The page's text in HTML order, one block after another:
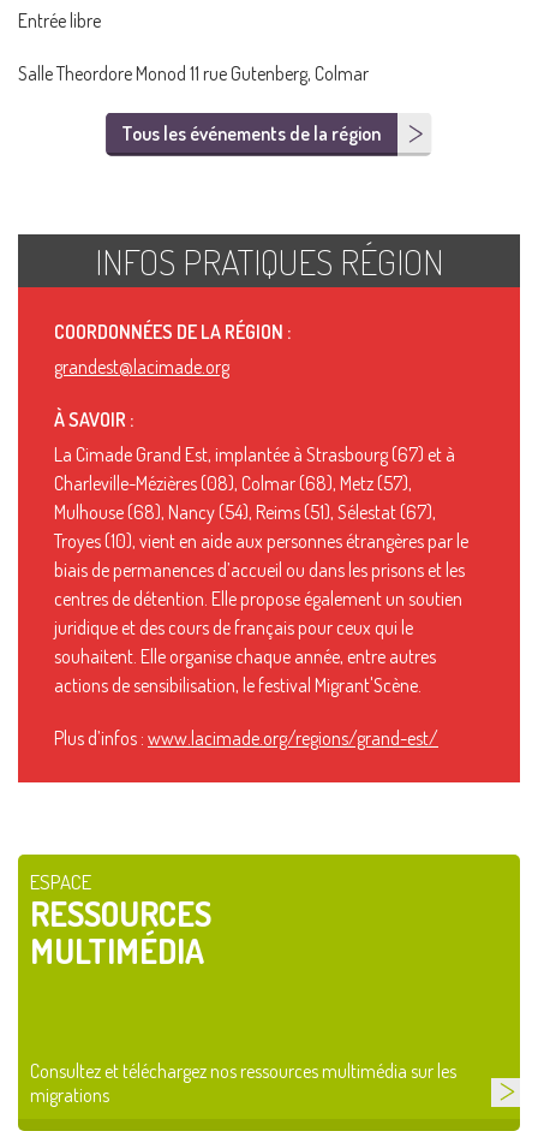
Entrée libre
Salle Theordore Monod 11 rue Gutenberg, Colmar
Tous les événements de la région
INFOS PRATIQUES RÉGION
COORDONNÉES DE LA RÉGION :
grandest@lacimade.org
À SAVOIR :
La Cimade Grand Est, implantée à Strasbourg (67) et à
Charleville-Mézières (08), Colmar (68), Metz (57),
Mulhouse (68), Nancy (54), Reims (51), Sélestat (67),
Troyes (10), vient en aide aux personnes étrangères par le
biais de permanences d’accueil ou dans les prisons et les
centres de détention. Elle propose également un soutien
juridique et des cours de français pour ceux qui le
souhaitent. Elle organise chaque année, entre autres
actions de sensibilisation, le festival Migrant'Scène.
Plus d’infos : www.lacimade.org/regions/grand-est/
ESPACE
RESSOURCES
MULTIMÉDIA
Consultez et téléchargez nos ressources multimédia sur les
migrations